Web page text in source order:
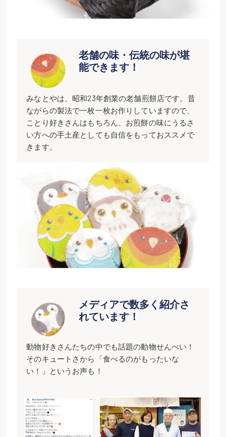
老舗の味・伝統の味が堪
能できます！
みなとやは、昭和23年創業の老舗煎餅店です。昔
ながらの製法で一枚一枚お作りしていますので、
ことり好きさんはもちろん、お煎餅の味にうるさ
い方への手土産としても自信をもっておススメで
きます。
メディアで数多く紹介さ
れています！
動物好きさんたちの中でも話題の動物せんべい！
そのキュートさから「食べるのがもったいな
い！」というお声も！